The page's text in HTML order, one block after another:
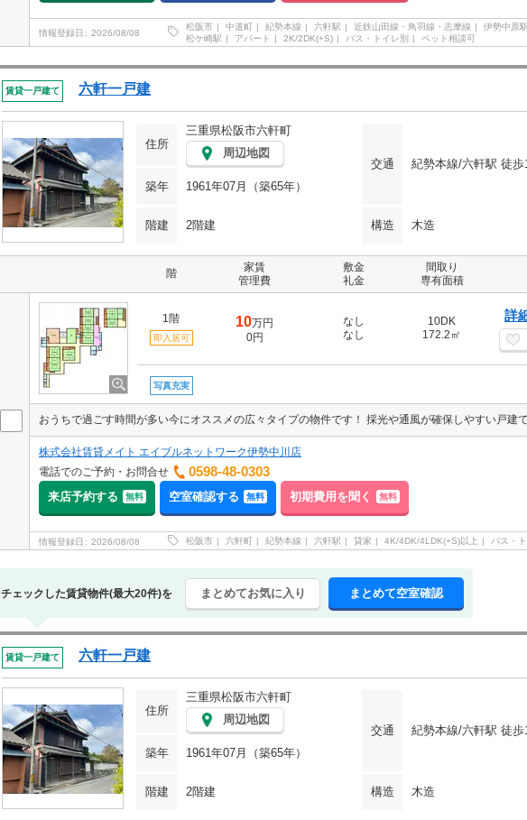
情報登録日 2026/08/08
松阪市 中道町 紀勢本線 六軒駅 近鉄山田線・鳥羽線・志摩線
伊勢中原駅
松ケ崎駅
アパート 2K/2DK(+S) バス・トイレ別 ペット相談可
賃貸一戸建て 六軒一戸建
住所
三重県松阪市六軒町
周辺地図
交通
紀勢本線/六軒駅 徒歩
築年
1961年07月（築65年）
階建 2階建 構造 木造
階
家賃
管理費
敷金
礼金
間取り
専有面積
1階
即入居可
10万円
0円
なし
なし
10DK
172.2㎡
詳
写真充実
株式会社賃貸メイト エイブルネットワーク伊勢中川店
電話でのご予約・お問合せ
0598-48-0303
来店予約する 無料 空室確認する 無料 初期費用を聞く 無料
情報登録日 2026/08/08 松阪市 六軒町 紀勢本線 六軒駅 貸家 4K/4DK/4LDK(+S)以上 バス・
チェックした賃貸物件(最大20件)を まとめてお気に入り まとめて空室確認
賃貸一戸建て 六軒一戸建
住所
三重県松阪市六軒町
周辺地図
交通
紀勢本線/六軒駅 徒歩
築年
1961年07月（築65年）
階建 2階建 構造 木造